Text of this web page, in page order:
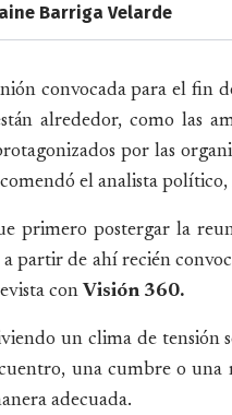
Barriga Velarde
convocada para el fin
alrededor, como las
por las
el analista
primero postergar la
partir de ahí recién
con Visión 360.
un clima de
una cumbre o una
adecuada.